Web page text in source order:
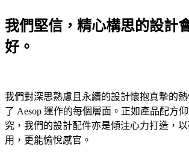
我們堅信，精心構思的設計
好。
我們對深思熟慮且永續的設計懷抱真摯的
了 Aesop 運作的每個層面。正如產品配方
究，我們的設計配件亦是傾注心力打造，
用，更能愉悅感官。